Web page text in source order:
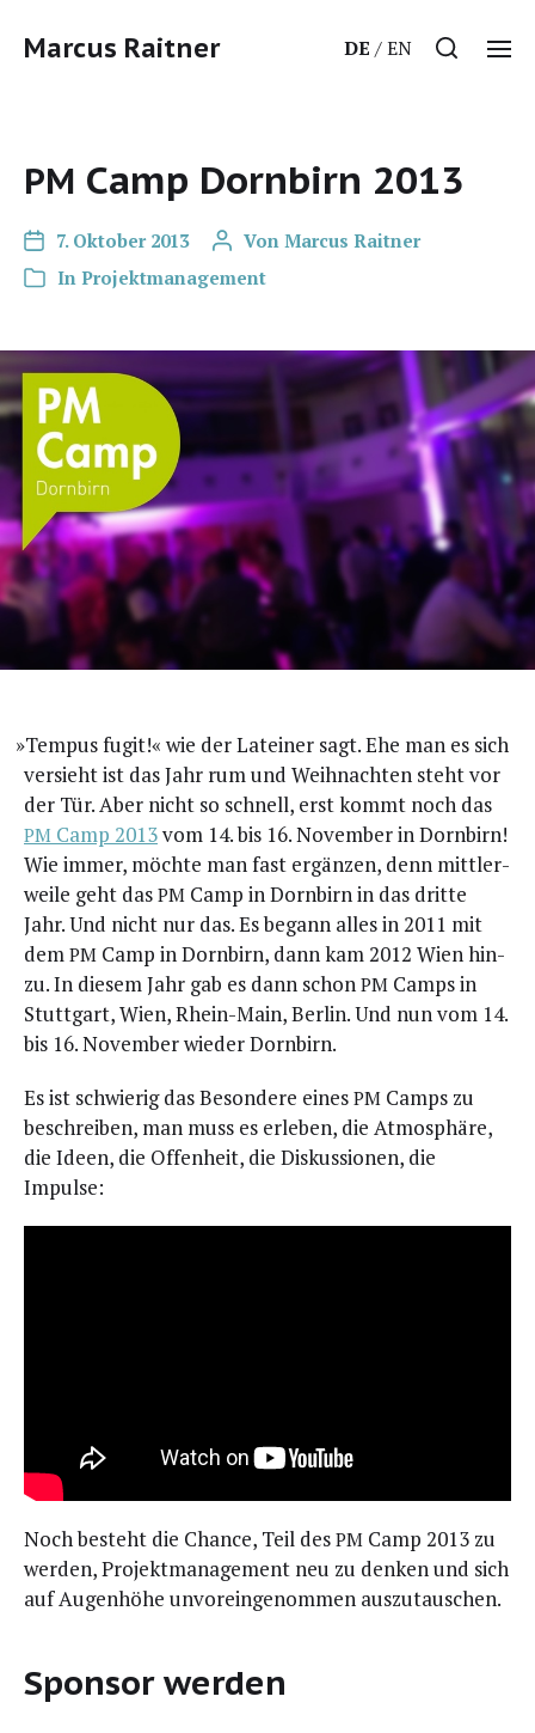
Marcus Raitner DE EN
PM Camp Dornbirn 2013
7. Oktober 2013 Von Marcus Raitner
In Projektmanagement
»Tem­pus fugit!« wie der Latei­ner sagt. Ehe man es sich
ver­sieht ist das Jahr rum und Weih­nach­ten steht vor
der Tür. Aber nicht so schnell, erst kommt noch das
PM Camp 2013vom 14. bis 16. Novem­ber in Dorn­birn!
Wie immer, möch­te man fast ergän­zen, denn mitt­ler­
wei­le geht das PM Camp in Dorn­birn in das drit­te
Jahr. Und nicht nur das. Es begann alles in 2011 mit
dem PM Camp in Dorn­birn, dann kam 2012 Wien hin­
zu. In die­sem Jahr gab es dann schon PM Camps in
Stutt­gart, Wien, Rhein-Main, Ber­lin. Und nun vom 14.
bis 16. Novem­ber wie­der Dornbirn.
Es ist schwie­rig das Beson­de­re eines PM Camps zu
beschrei­ben, man muss es erle­ben, die Atmo­sphä­re,
die Ideen, die Offen­heit, die Dis­kus­sio­nen, die
Impulse:
Noch besteht die Chan­ce, Teil des PM Camp 2013 zu
wer­den, Pro­jekt­ma­nage­ment neu zu den­ken und sich
auf Augen­hö­he unvor­ein­ge­nom­men auszutauschen.
Sponsor werden